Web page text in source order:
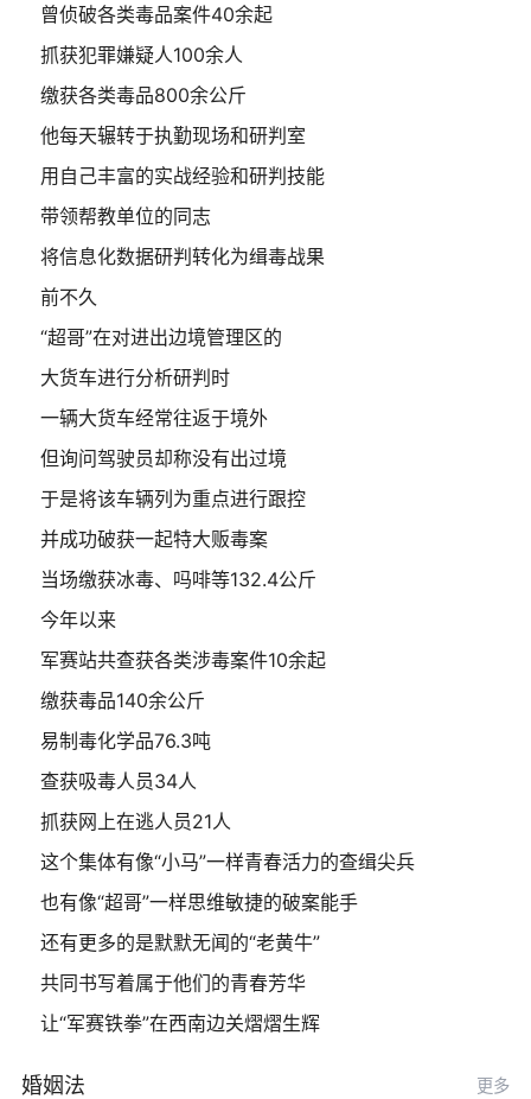
曾侦破各类毒品案件40余起
抓获犯罪嫌疑人100余人
缴获各类毒品800余公斤
他每天辗转于执勤现场和研判室
用自己丰富的实战经验和研判技能
带领帮教单位的同志
将信息化数据研判转化为缉毒战果
前不久
“超哥”在对进出边境管理区的
大货车进行分析研判时
一辆大货车经常往返于境外
但询问驾驶员却称没有出过境
于是将该车辆列为重点进行跟控
并成功破获一起特大贩毒案
当场缴获冰毒、吗啡等132.4公斤
今年以来
军赛站共查获各类涉毒案件10余起
缴获毒品140余公斤
易制毒化学品76.3吨
查获吸毒人员34人
抓获网上在逃人员21人
这个集体有像“小马”一样青春活力的查缉尖兵
也有像“超哥”一样思维敏捷的破案能手
还有更多的是默默无闻的“老黄牛”
共同书写着属于他们的青春芳华
让“军赛铁拳”在西南边关熠熠生辉
婚姻法 更多